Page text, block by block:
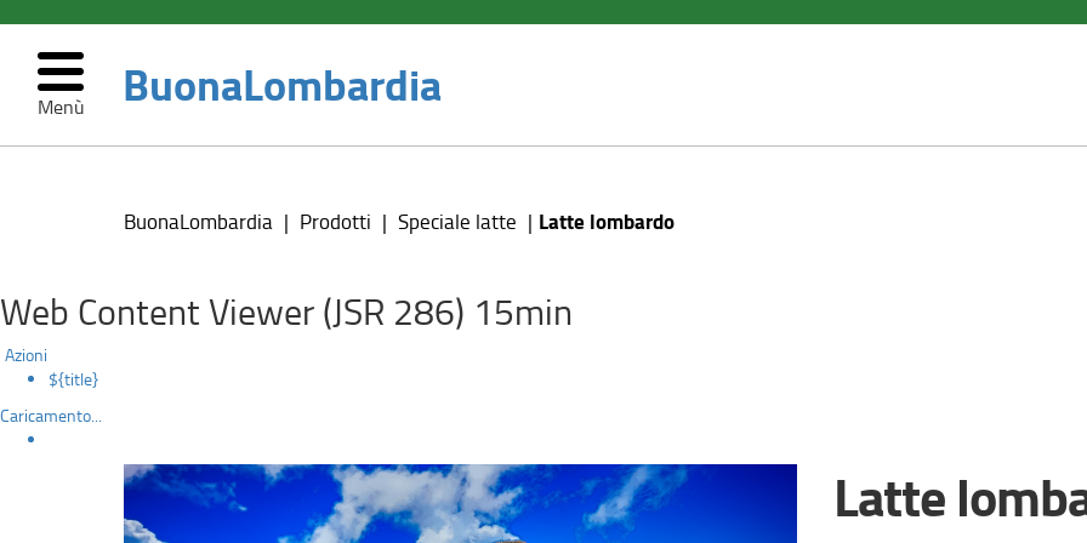
lombardo
Menù BuonaLombardia
BuonaLombardia Prodotti Speciale latte Latte lombardo
Web Content Viewer (JSR 286) 15min
Azioni
${title}
Caricamento...
Latte